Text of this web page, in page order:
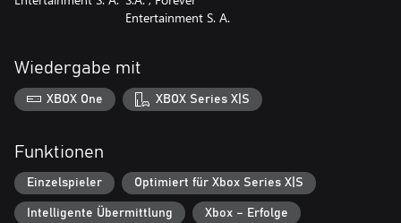
Entertainment S. A.
Wiedergabe mit
XBOX One XBOX Series X|S
Funktionen
Einzelspieler Optimiert für Xbox Series X|S
Intelligente Übermittlung Xbox – Erfolge